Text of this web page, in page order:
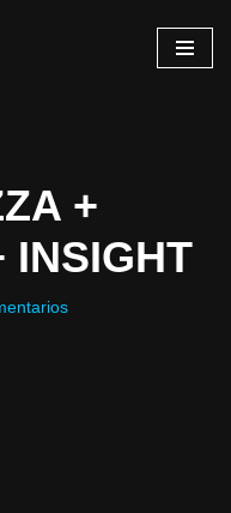
+
INSIGHT